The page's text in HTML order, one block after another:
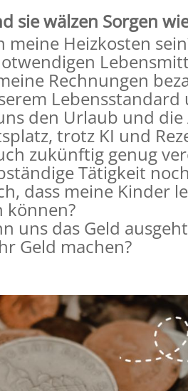
sie wälzen Sorgen
meine Heizkosten
Rechnungen
Lebensstandard
den Urlaub und die
trotz KI und
zukünftig genug
Tätigkeit
dass meine Kinder
können?
uns das Geld
Geld machen?